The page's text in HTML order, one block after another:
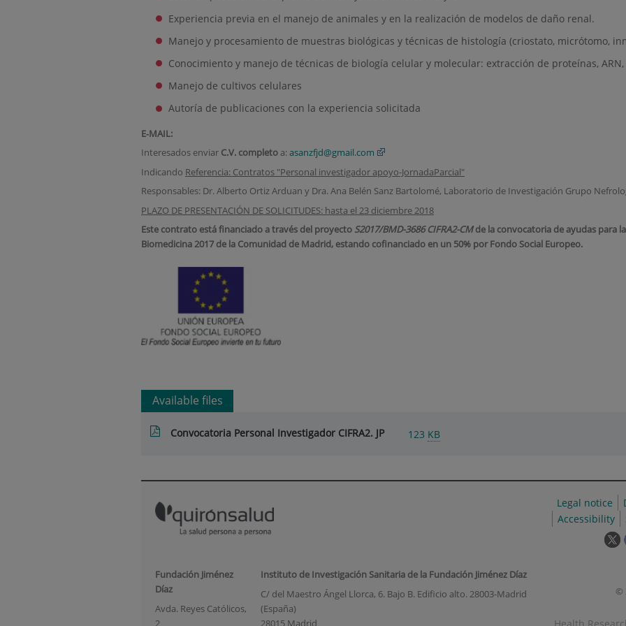
Experiencia previa en el manejo de animales y en la realización de modelos de daño renal.
Manejo y procesamiento de muestras biológicas y técnicas de histología (criostato, micrótomo,
Conocimiento y manejo de técnicas de biología celular y molecular: extracción de proteínas, ARN,
Manejo de cultivos celulares
Autoría de publicaciones con la experiencia solicitada
E‐MAIL:
Interesados enviar C.V. completo a:asanzfjd@gmail.com
Indicando Referencia: Contratos "Personal investigador apoyo-JornadaParcial"
Responsables: Dr. Alberto Ortiz Arduan y Dra. Ana Belén Sanz Bartolomé, Laboratorio de Investigación Grupo
PLAZO DE PRESENTACIÓN DE SOLICITUDES: hasta el 23 diciembre 2018
Este contrato está financiado a través del proyecto S2017/BMD-3686 CIFRA2-CMde la convocatoria de ayudas para
Biomedicina 2017 de la Comunidad de Madrid, estando cofinanciado en un 50% por Fondo Social Europeo.
Available files
Convocatoria Personal Investigador CIFRA2. JP 123 KB
Fundación Jiménez
Díaz
Avda. Reyes Católicos,
2
Instituto de Investigación Sanitaria de la Fundación Jiménez Díaz
C/ del Maestro Ángel Llorca, 6. Bajo B. Edificio alto. 28003-Madrid
(España)
28015 Madrid
Legal notice
Accessibility
©
Health